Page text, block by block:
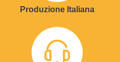
Produzione Italiana